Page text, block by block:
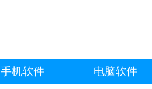
手机软件 电脑软件